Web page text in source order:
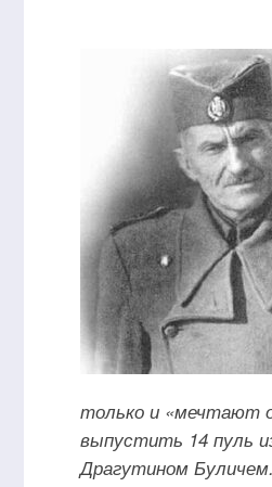
только и «мечтают
выпустить 14 пуль
Драгутином Буличем.